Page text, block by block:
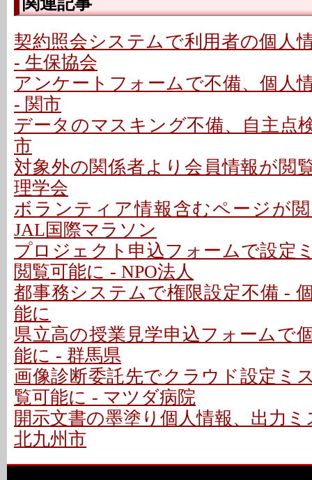
契約照会システムで利用者の個人
- 生保協会
アンケートフォームで不備、個人
- 関市
データのマスキング不備、自主点
市
対象外の関係者より会員情報が閲
理学会
ボランティア情報含むページが
JAL国際マラソン
プロジェクト申込フォームで設定
閲覧可能に - NPO法人
都事務システムで権限設定不備 -
能に
県立高の授業見学申込フォームで
能に - 群馬県
画像診断委託先でクラウド設定ミ
覧可能に - マツダ病院
開示文書の墨塗り個人情報、出力
北九州市